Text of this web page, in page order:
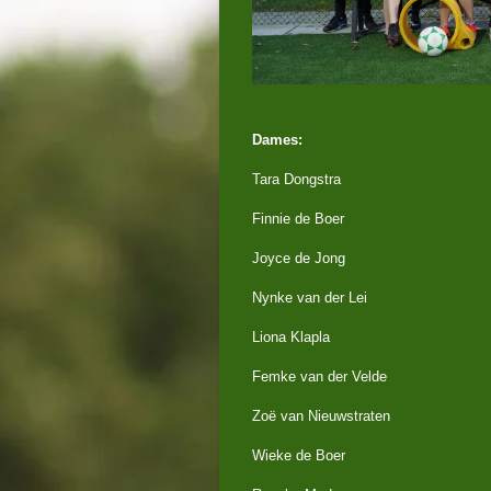
Dames:
Tara Dongstra
Finnie de Boer
Joyce de Jong
Nynke van der Lei
Liona Klapla
Femke van der Velde
Zoë van Nieuwstraten
Wieke de Boer